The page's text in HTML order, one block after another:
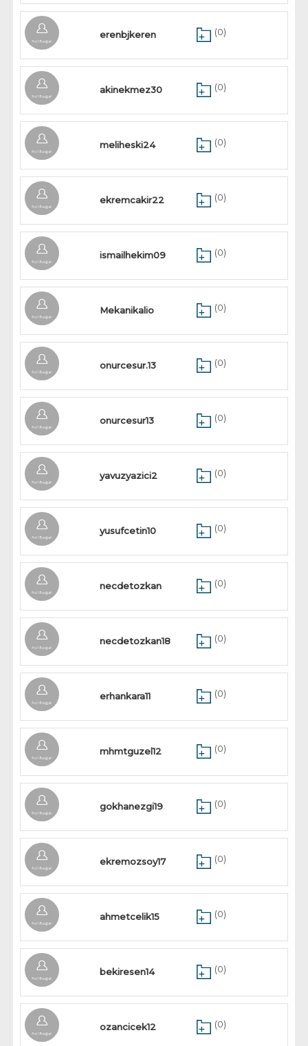
erenbjkeren (0)
akinekmez30 (0)
meliheski24 (0)
ekremcakir22 (0)
ismailhekim09 (0)
Mekanikalio (0)
onurcesur.13 (0)
onurcesur13 (0)
yavuzyazici2 (0)
yusufcetin10 (0)
necdetozkan (0)
necdetozkan18 (0)
erhankara11 (0)
mhmtguzel12 (0)
gokhanezgi19 (0)
ekremozsoy17 (0)
ahmetcelik15 (0)
bekiresen14 (0)
ozancicek12 (0)